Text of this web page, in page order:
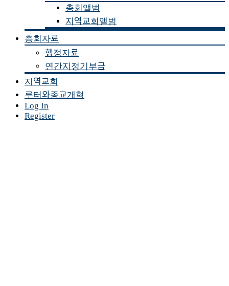
총회앨범
지역교회앨범
총회자료
행정자료
연간지정기부금
지역교회
루터와종교개혁
Log In
Register